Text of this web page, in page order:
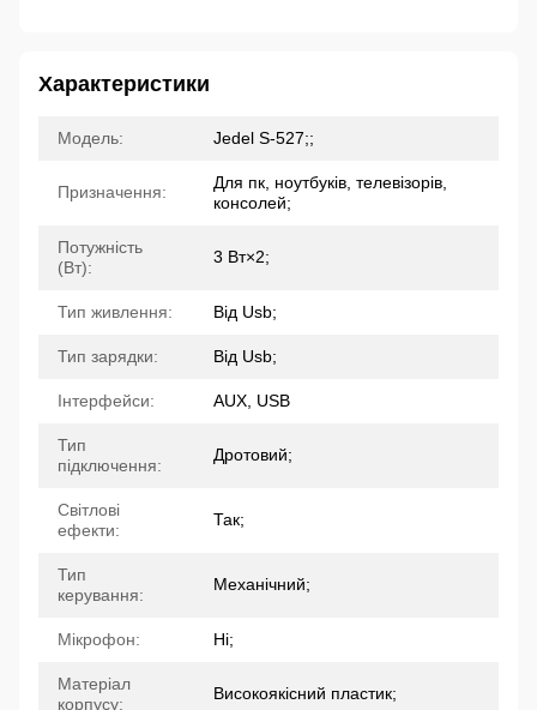
Характеристики
Модель: Jedel S-527;;
Призначення:
Для пк, ноутбуків, телевізорів,
консолей;
Потужність
(Вт):
3 Вт×2;
Тип живлення: Від Usb;
Тип зарядки: Від Usb;
Інтерфейси: AUX, USB
Тип
підключення:
Дротовий;
Світлові
ефекти:
Так;
Тип
керування:
Механічний;
Мікрофон: Ні;
Матеріал
корпусу:
Високоякісний пластик;